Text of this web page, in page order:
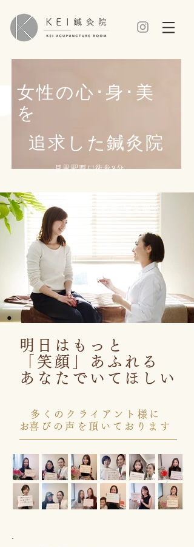
追求した鍼灸院
女性の心･身･美
を
目黒駅西口徒歩3分
完全予約制 完全個室
明日はもっと
「笑顔」あふれる
あなたでいてほしい
多くのクライアント様に
​お喜びの声を頂いております